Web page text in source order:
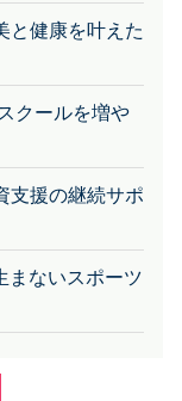
と健康を叶えた
クールを増や
支援の継続サポ
まないスポーツ